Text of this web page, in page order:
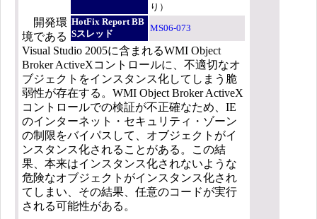
り）
HotFix Report BB
Sスレッド
MS06-073
開発環
境である
Visual Studio 2005に含まれるWMI Object
Broker ActiveXコントロールに、不適切なオ
ブジェクトをインスタンス化してしまう脆
弱性が存在する。WMI Object Broker ActiveX
コントロールでの検証が不正確なため、IE
のインターネット・セキュリティ・ゾーン
の制限をバイパスして、オブジェクトがイ
ンスタンス化されることがある。この結
果、本来はインスタンス化されないような
危険なオブジェクトがインスタンス化され
てしまい、その結果、任意のコードが実行
される可能性がある。